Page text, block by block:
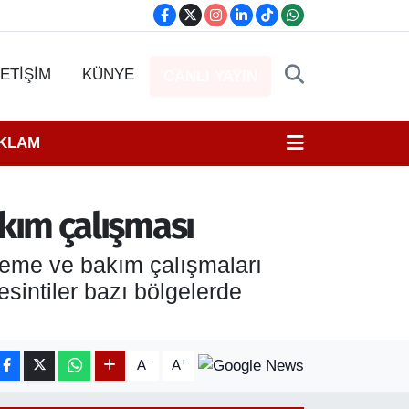
KÜNYE
çalışması
ve bakım çalışmaları
bazı bölgelerde
A- A+